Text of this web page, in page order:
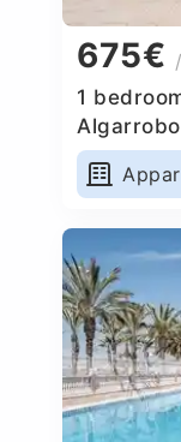
675€
1